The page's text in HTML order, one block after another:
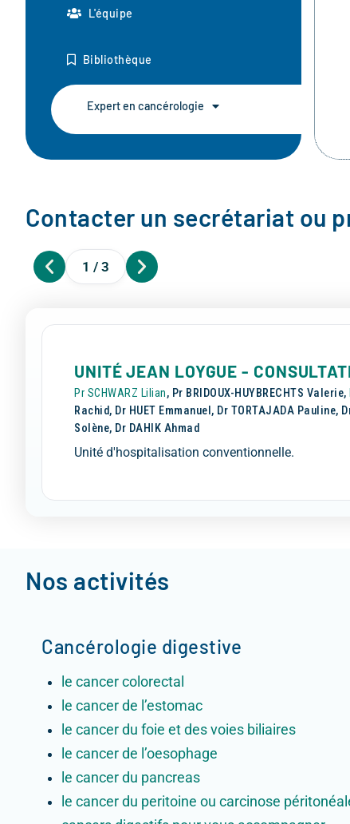
L'équipe
Bibliothèque
Expert en cancérologie
Contacter un secrétariat ou
1 / 3
UNITÉ JEAN LOYGUE -
Pr SCHWARZ Lilian, Pr BRIDOUX-HUYBRECHTS Valerie,
Rachid, Dr HUET Emmanuel, Dr TORTAJADA Pauline,
Solène, Dr DAHIK Ahmad
Unité d'hospitalisation conventionnelle.
Nos activités
Cancérologie digestive
le cancer colorectal
le cancer de l’estomac
le cancer du foie et des voies biliaires
le cancer de l’oesophage
le cancer du pancreas
le cancer du peritoine ou carcinose